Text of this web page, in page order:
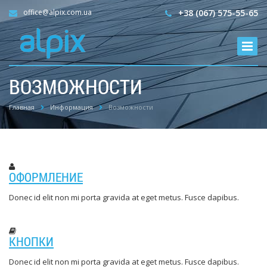
+38 (067) 575-55-65
office@alpix.com.ua
ВОЗМОЖНОСТИ
Главная Информация Возможности
ОФОРМЛЕНИЕ
Donec id elit non mi porta gravida at eget metus. Fusce dapibus.
КНОПКИ
Donec id elit non mi porta gravida at eget metus. Fusce dapibus.